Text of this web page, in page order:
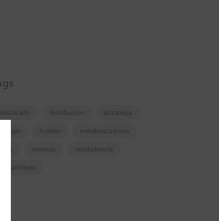
destacado distribucion estrategia
google hoteles metabuscadores
OTA reservas vendadirecta
ventadirecta